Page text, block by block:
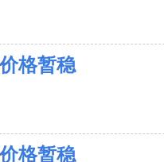
格暂稳
格暂稳